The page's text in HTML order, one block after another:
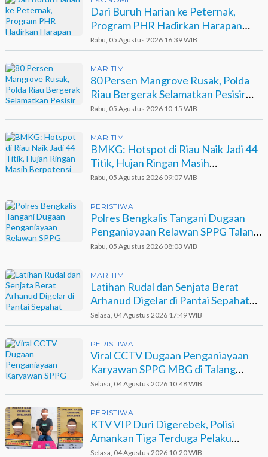
Dari Buruh Harian ke Peternak,
Program PHR Hadirkan Harapan
Baru bagi Suku Sakai
Rabu, 05 Agustus 2026 16:39 WIB
MARITIM
80 Persen Mangrove Rusak, Polda
Riau Bergerak Selamatkan Pesisir
Sinaboi
Rabu, 05 Agustus 2026 10:15 WIB
MARITIM
BMKG: Hotspot di Riau Naik Jadi 44
Titik, Hujan Ringan Masih
Berpotensi Terjadi
Rabu, 05 Agustus 2026 09:07 WIB
PERISTIWA
Polres Bengkalis Tangani Dugaan
Penganiayaan Relawan SPPG Talang
Muandau
Rabu, 05 Agustus 2026 08:03 WIB
MARITIM
Latihan Rudal dan Senjata Berat
Arhanud Digelar di Pantai Sepahat
Bengkalis
Selasa, 04 Agustus 2026 17:49 WIB
PERISTIWA
Viral CCTV Dugaan Penganiayaan
Karyawan SPPG MBG di Talang
Muandau
Selasa, 04 Agustus 2026 10:48 WIB
PERISTIWA
KTV VIP Duri Digerebek, Polisi
Amankan Tiga Terduga Pelaku
Narkotika
Selasa, 04 Agustus 2026 10:20 WIB